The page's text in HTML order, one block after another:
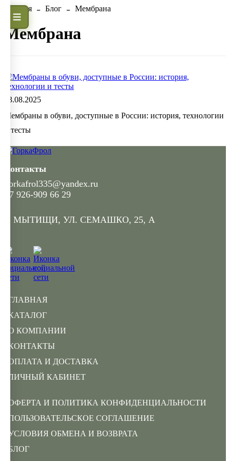
Главная Блог Мембрана
Мембрана
13.08.2025
Мембраны в обуви, доступные в России: история, технологии
и тесты
ГЛАВНАЯ
КАТАЛОГ
О КОМПАНИИ
КОНТАКТЫ
ОПЛАТА И ДОСТАВКА
ЛИЧНЫЙ КАБИНЕТ
ОФЕРТА И ПОЛИТИКА КОНФИДЕНЦИАЛЬНОСТИ
ПОЛЬЗОВАТЕЛЬСКОЕ СОГЛАШЕНИЕ
УСЛОВИЯ ОБМЕНА И ВОЗВРАТА
БЛОГ
Контакты
gorkafrol335@yandex.ru
+7 926-909 66 29
Г. МЫТИЩИ, УЛ. СЕМАШКО, 25, А